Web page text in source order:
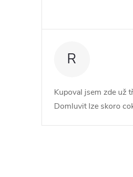
R
Kupoval jsem zde už
Domluvit lze skoro